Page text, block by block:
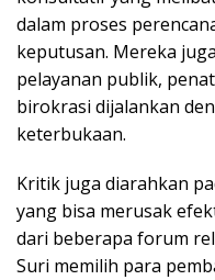
dalam proses
keputusan. Mereka
pelayanan publik,
birokrasi dijalankan
keterbukaan.
Kritik juga diarahkan
yang bisa merusak
dari beberapa forum
Suri memilih para